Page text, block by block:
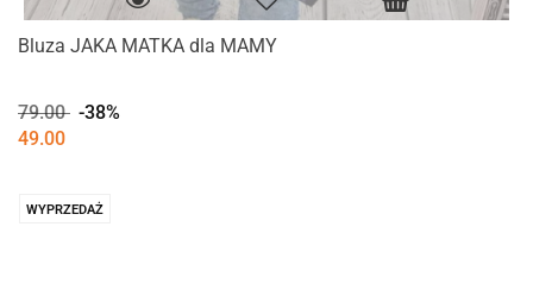
Bluza JAKA MATKA dla MAMY
79.00 -38%
49.00
WYPRZEDAŻ